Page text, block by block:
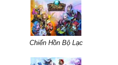
Chiến Hồn Bộ Lạc